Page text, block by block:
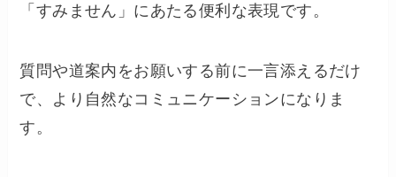
「すみません」にあたる便利な表現です。
質問や道案内をお願いする前に一言添えるだけ
で、より自然なコミュニケーションになりま
す。